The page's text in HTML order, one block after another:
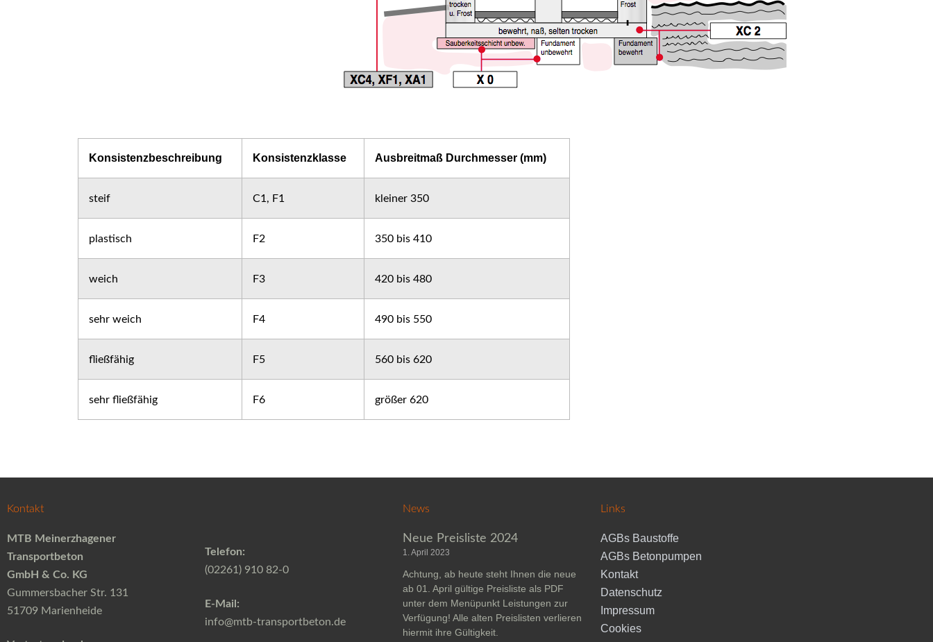
Konsistenzbeschreibung Konsistenzklasse Ausbreitmaß Durchmesser (mm)
steif C1, F1 kleiner 350
plastisch F2 350 bis 410
weich F3 420 bis 480
sehr weich F4 490 bis 550
fließfähig F5 560 bis 620
sehr fließfähig F6 größer 620
Kontakt
MTB Meinerzhagener
Transportbeton
GmbH & Co. KG
Gummersbacher Str. 131
51709 Marienheide
Telefon:
(02261) 910 82-0
E-Mail:
info@mtb-transportbeton.de
News
Neue Preisliste 2024
1. April 2023
Achtung, ab heute steht Ihnen die neue
ab 01. April gültige Preisliste als PDF
unter dem Menüpunkt Leistungen zur
Verfügung! Alle alten Preislisten verlieren
hiermit ihre Gültigkeit.
Links
AGBs Baustoffe
AGBs Betonpumpen
Kontakt
Datenschutz
Impressum
Cookies